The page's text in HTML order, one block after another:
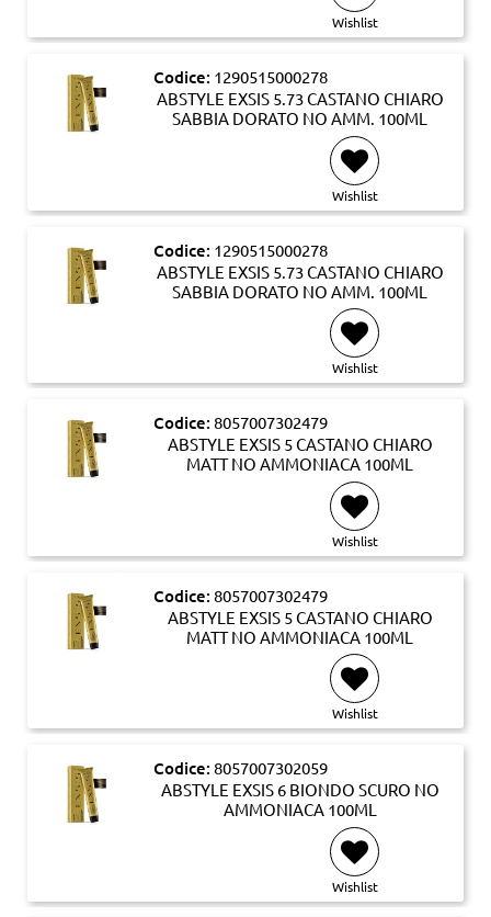
Wishlist
Codice: 1290515000278
ABSTYLE EXSIS 5.73 CASTANO CHIARO
SABBIA DORATO NO AMM. 100ML
Wishlist
Codice: 1290515000278
ABSTYLE EXSIS 5.73 CASTANO CHIARO
SABBIA DORATO NO AMM. 100ML
Wishlist
Codice: 8057007302479
ABSTYLE EXSIS 5 CASTANO CHIARO
MATT NO AMMONIACA 100ML
Wishlist
Codice: 8057007302479
ABSTYLE EXSIS 5 CASTANO CHIARO
MATT NO AMMONIACA 100ML
Wishlist
Codice: 8057007302059
ABSTYLE EXSIS 6 BIONDO SCURO NO
AMMONIACA 100ML
Wishlist